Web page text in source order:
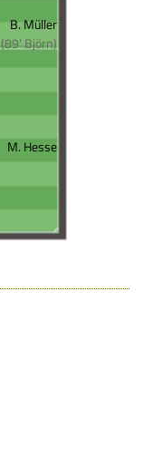
B. Müller
(89' Björn)
M. Hesse